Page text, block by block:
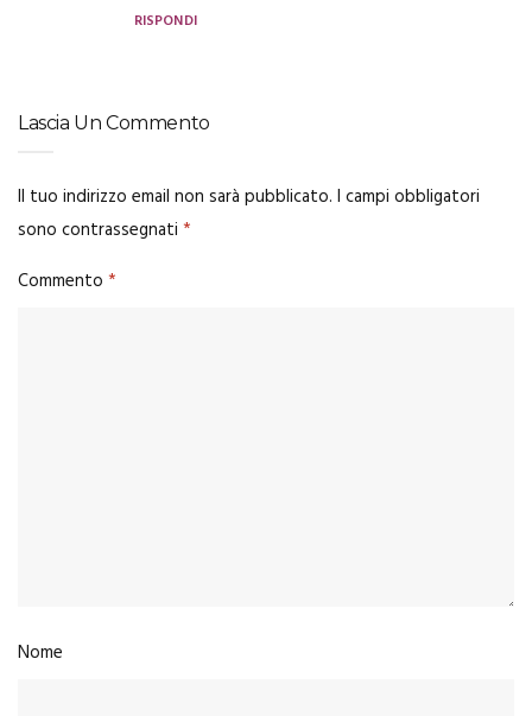
RISPONDI
Lascia Un Commento
Il tuo indirizzo email non sarà pubblicato. I campi obbligatori
sono contrassegnati *
Commento *
Nome